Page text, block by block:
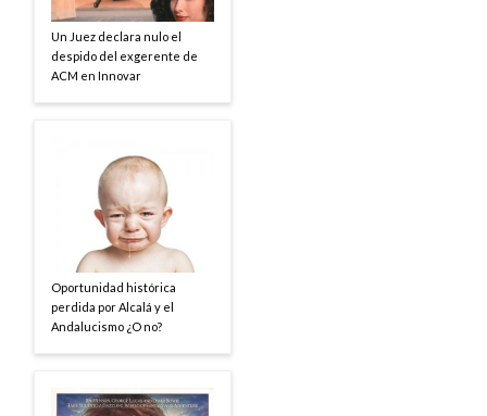
Un Juez declara nulo el
despido del exgerente de
ACM en Innovar
Oportunidad histórica
perdida por Alcalá y el
Andalucismo ¿O no?